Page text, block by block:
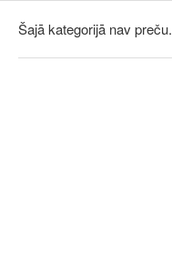
Šajā kategorijā nav preču.